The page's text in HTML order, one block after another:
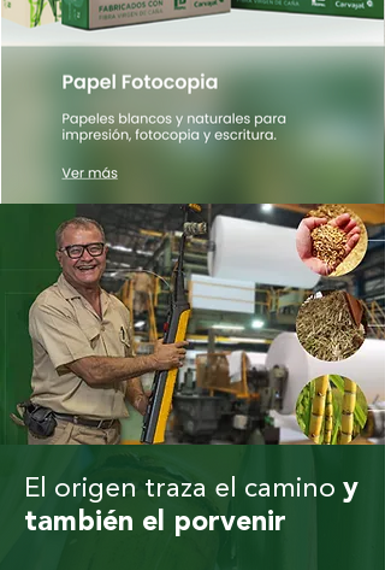
El origen traza el caminoy
también el porvenir